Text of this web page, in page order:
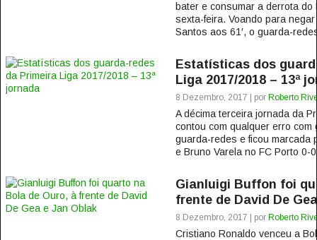
bater e consumar a derrota
sexta-feira. Voando para
Santos aos 61′, o guarda-
Estatísticas dos
Liga 2017/2018 – 13ª
8 Dezembro, 2017 | por Roberto
A décima terceira jornada da
contou com qualquer erro
guarda-redes e ficou marcada
e Bruno Varela no FC Porto 0-
Gianluigi Buffon foi
frente de David De
8 Dezembro, 2017 | por Roberto
Cristiano Ronaldo venceu a